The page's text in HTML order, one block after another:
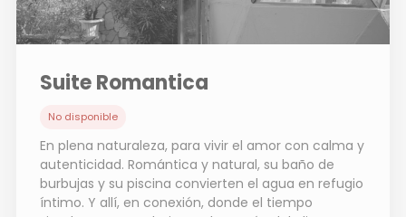
Suite Romantica
No disponible
En plena naturaleza, para vivir el amor con calma y
autenticidad. Romántica y natural, su baño de
burbujas y su piscina convierten el agua en refugio
íntimo. Y allí, en conexión, donde el tiempo